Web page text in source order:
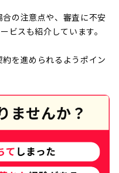
の注意点や、審査に不安
ビスも紹介しています。
を進められるようポイン